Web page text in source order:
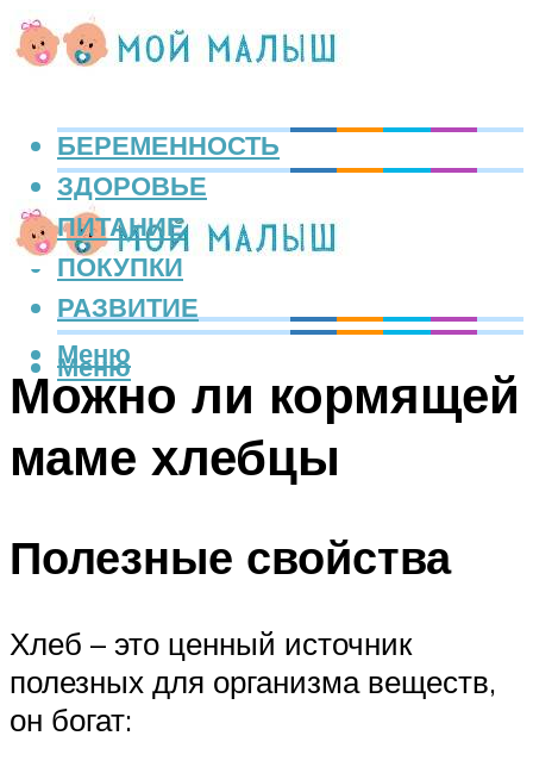
БЕРЕМЕННОСТЬ
ЗДОРОВЬЕ
ПИТАНИЕ
ПОКУПКИ
РАЗВИТИЕ
Меню
Меню
Можно ли кормящей
маме хлебцы
Полезные свойства
Хлеб – это ценный источник
полезных для организма веществ,
он богат: